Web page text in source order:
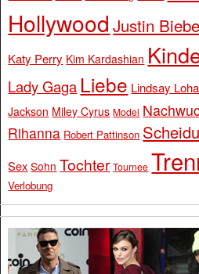
Hollywood Justin
Katy Perry Kim Kardashian
Lady Gaga Liebe Lindsay
Jackson Miley Cyrus Model
Rihanna Robert Pattinson
Sex Sohn Tochter Tournee
Verlobung